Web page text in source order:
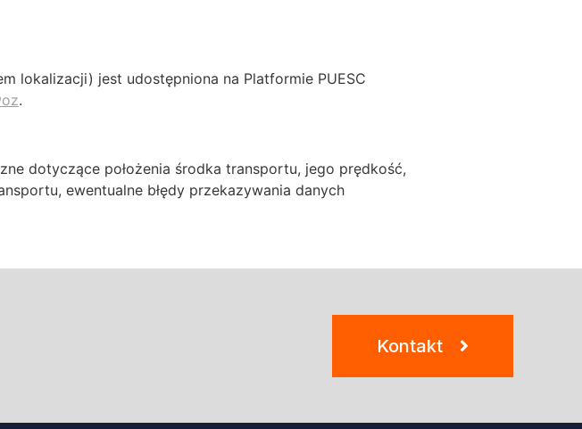
lokalizacji) jest udostępniona na Platformie PUESC
.
dotyczące położenia środka transportu, jego prędkość,
ewentualne błędy przekazywania danych
Kontakt